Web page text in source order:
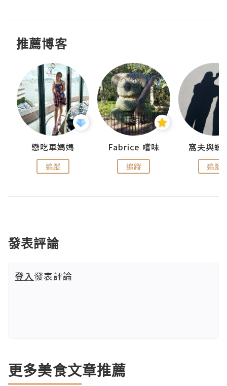
推薦博客
戀吃車媽媽
追蹤
Fabrice 嚐味
追蹤
窩夫與蝦
追蹤
發表評論
登入發表評論
更多美食文章推薦